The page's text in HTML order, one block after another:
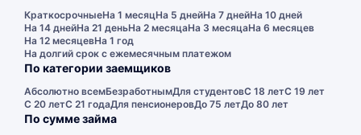
КраткосрочныеНа 1 месяцНа 5 днейНа 7 днейНа 10 дней
На 14 днейНа 21 деньНа 2 месяцаНа 3 месяцаНа 6 месяцев
На 12 месяцевНа 1 год
На долгий срок с ежемесячным платежом
По категории заемщиков
Абсолютно всемБезработнымДля студентовС 18 летС 19 лет
С 20 летС 21 годаДля пенсионеровДо 75 летДо 80 лет
По сумме займа